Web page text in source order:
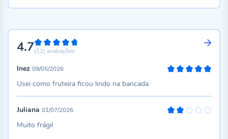
4.794%
(12) avaliações
Inez 09/05/2026
Usei como fruteira ficou lindo na bancada
Juliana 01/07/2026
Muito frágil